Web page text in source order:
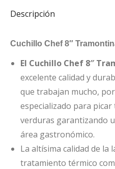
Descripción
Cuchillo Chef 8″
El Cuchillo Chef 8″
excelente calidad y
que trabajan mucho,
especializado para
verduras garantizando
área gastronómico.
La altísima calidad de la
tratamiento térmico